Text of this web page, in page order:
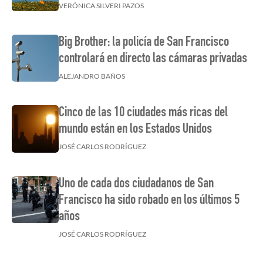
VERÓNICA SILVERI PAZOS
Big Brother: la policía de San Francisco
controlará en directo las cámaras privadas
ALEJANDRO BAÑOS
Cinco de las 10 ciudades más ricas del
mundo están en los Estados Unidos
JOSÉ CARLOS RODRÍGUEZ
Uno de cada dos ciudadanos de San
Francisco ha sido robado en los últimos 5
años
JOSÉ CARLOS RODRÍGUEZ